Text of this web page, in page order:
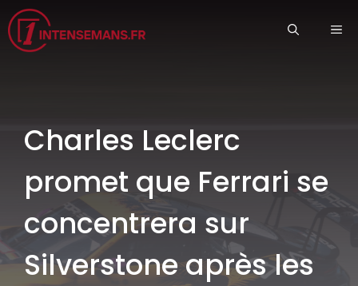
Aller
au
contenu
Charles Leclerc
promet que Ferrari se
concentrera sur
Silverstone après les